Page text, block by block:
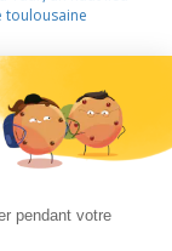
toulousaine
·